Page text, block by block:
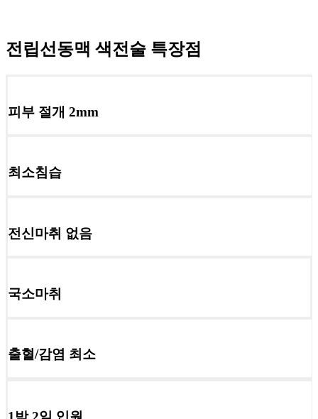
전립선동맥 색전술 특장점
피부 절개 2mm
최소침습
전신마취 없음
국소마취
출혈/감염 최소